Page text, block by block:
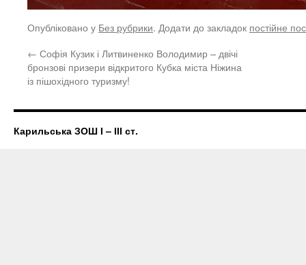
Опубліковано у Без рубрики. Додати до закладок постійне
← Софія Кузик і Литвиненко Володимир – двічі
бронзові призери відкритого Кубка міста Ніжина
із пішохідного туризму!
Карильська ЗОШ І – ІІІ ст.